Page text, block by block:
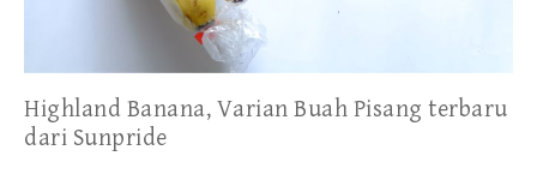
Highland Banana, Varian Buah Pisang terbaru
dari Sunpride